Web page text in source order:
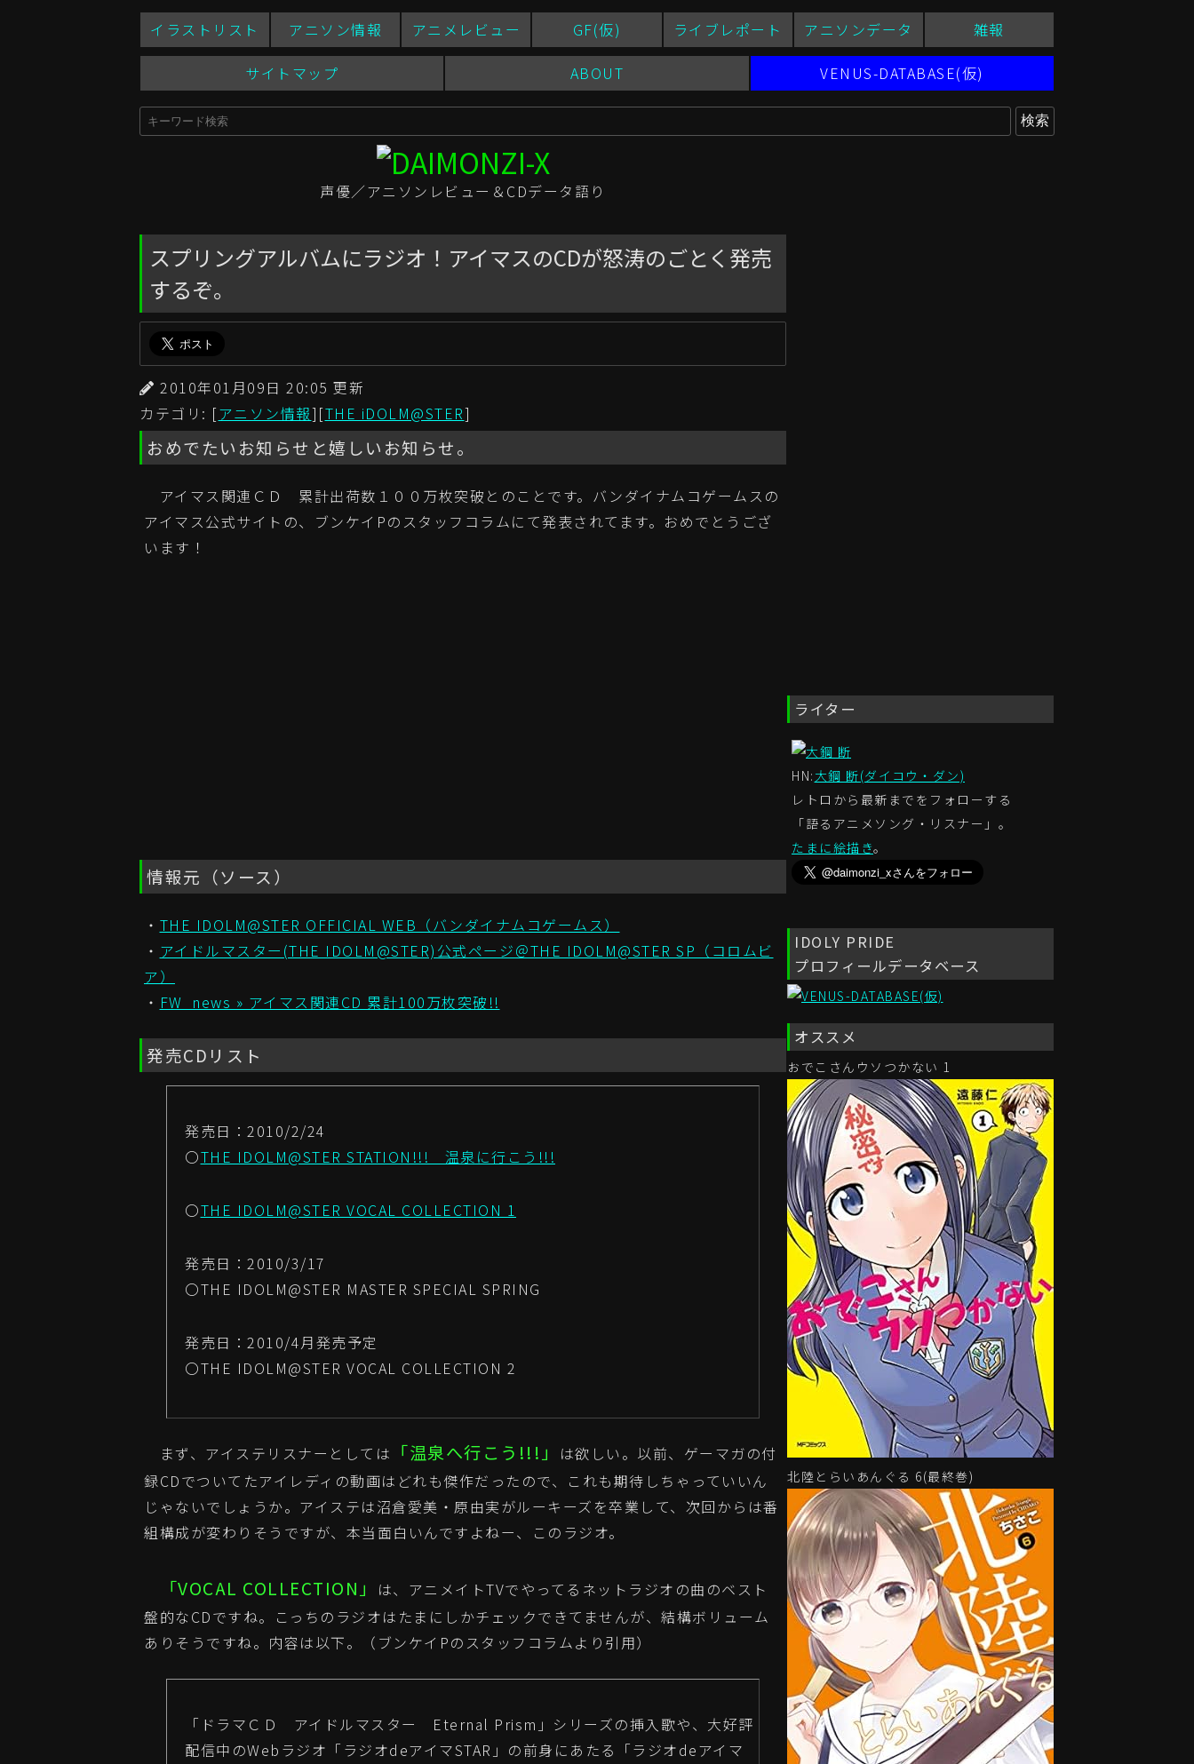
イラストリスト アニソン情報 アニメレビュー GF(仮) ライブレポート アニソンデータ 雑報
サイトマップ ABOUT VENUS-DATABASE(仮)
声優／アニソンレビュー＆CDデータ語り
スプリングアルバムにラジオ！アイマスのCDが怒涛のごとく発売
するぞ。
2010年01月09日 20:05 更新
カテゴリ: [アニソン情報][THE iDOLM@STER]
おめでたいお知らせと嬉しいお知らせ。
アイマス関連ＣＤ 累計出荷数１００万枚突破とのことです。バンダイナムコゲームスの
アイマス公式サイトの、ブンケイPのスタッフコラムにて発表されてます。おめでとうござ
います！
情報元（ソース）
・ THE IDOLM@STER OFFICIAL WEB（バンダイナムコゲームス）
・ アイドルマスター(THE IDOLM@STER)公式ページ＠THE IDOLM@STER SP（コロムビ
ア）
・ FW_news » アイマス関連CD 累計100万枚突破!!
発売CDリスト
発売日：2010/2/24
〇THE IDOLM@STER STATION!!! 温泉に行こう!!!
〇THE IDOLM@STER VOCAL COLLECTION 1
発売日：2010/3/17
〇THE IDOLM@STER MASTER SPECIAL SPRING
発売日：2010/4月発売予定
〇THE IDOLM@STER VOCAL COLLECTION 2
まず、アイステリスナーとしては 「温泉へ行こう!!!」
は欲しい。以前、ゲーマガの付
録CDでついてたアイレディの動画はどれも傑作だったので、これも期待しちゃっていいん
じゃないでしょうか。アイステは沼倉愛美・原由実がルーキーズを卒業して、次回からは番
組構成が変わりそうですが、本当面白いんですよねー、このラジオ。
「VOCAL COLLECTION」
は、アニメイトTVでやってるネットラジオの曲のベスト
盤的なCDですね。こっちのラジオはたまにしかチェックできてませんが、結構ボリューム
ありそうですね。内容は以下。（ブンケイPのスタッフコラムより引用）
「ドラマＣＤ アイドルマスター Eternal Prism」シリーズの挿入歌や、大好評
配信中のWebラジオ「ラジオdeアイマSTAR」の前身にあたる「ラジオdeアイマ
ライター
HN: 大鋼 断(ダイコウ・ダン)
レトロから最新までをフォローする
「語るアニメソング・リスナー」。
たまに絵描き。
IDOLY PRIDE
プロフィールデータベース
オススメ
おでこさんウソつかない 1
北陸とらいあんぐる 6(最終巻)